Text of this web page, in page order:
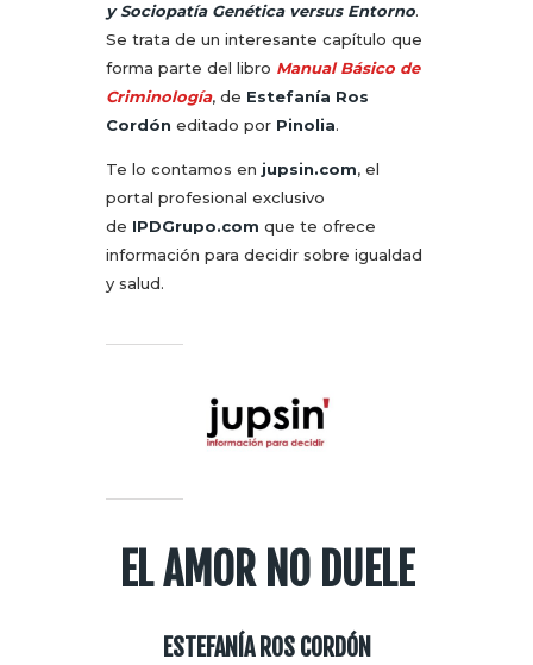
y Sociopatía Genética versus Entorno.
Se trata de un interesante capítulo que
forma parte del libro Manual Básico de
Criminología, de Estefanía Ros
Cordón editado por Pinolia.
Te lo contamos en jupsin.com, el
portal profesional exclusivo
de IPDGrupo.com que te ofrece
información para decidir sobre igualdad
y salud.
EL AMOR NO DUELE
ESTEFANÍA ROS CORDÓN